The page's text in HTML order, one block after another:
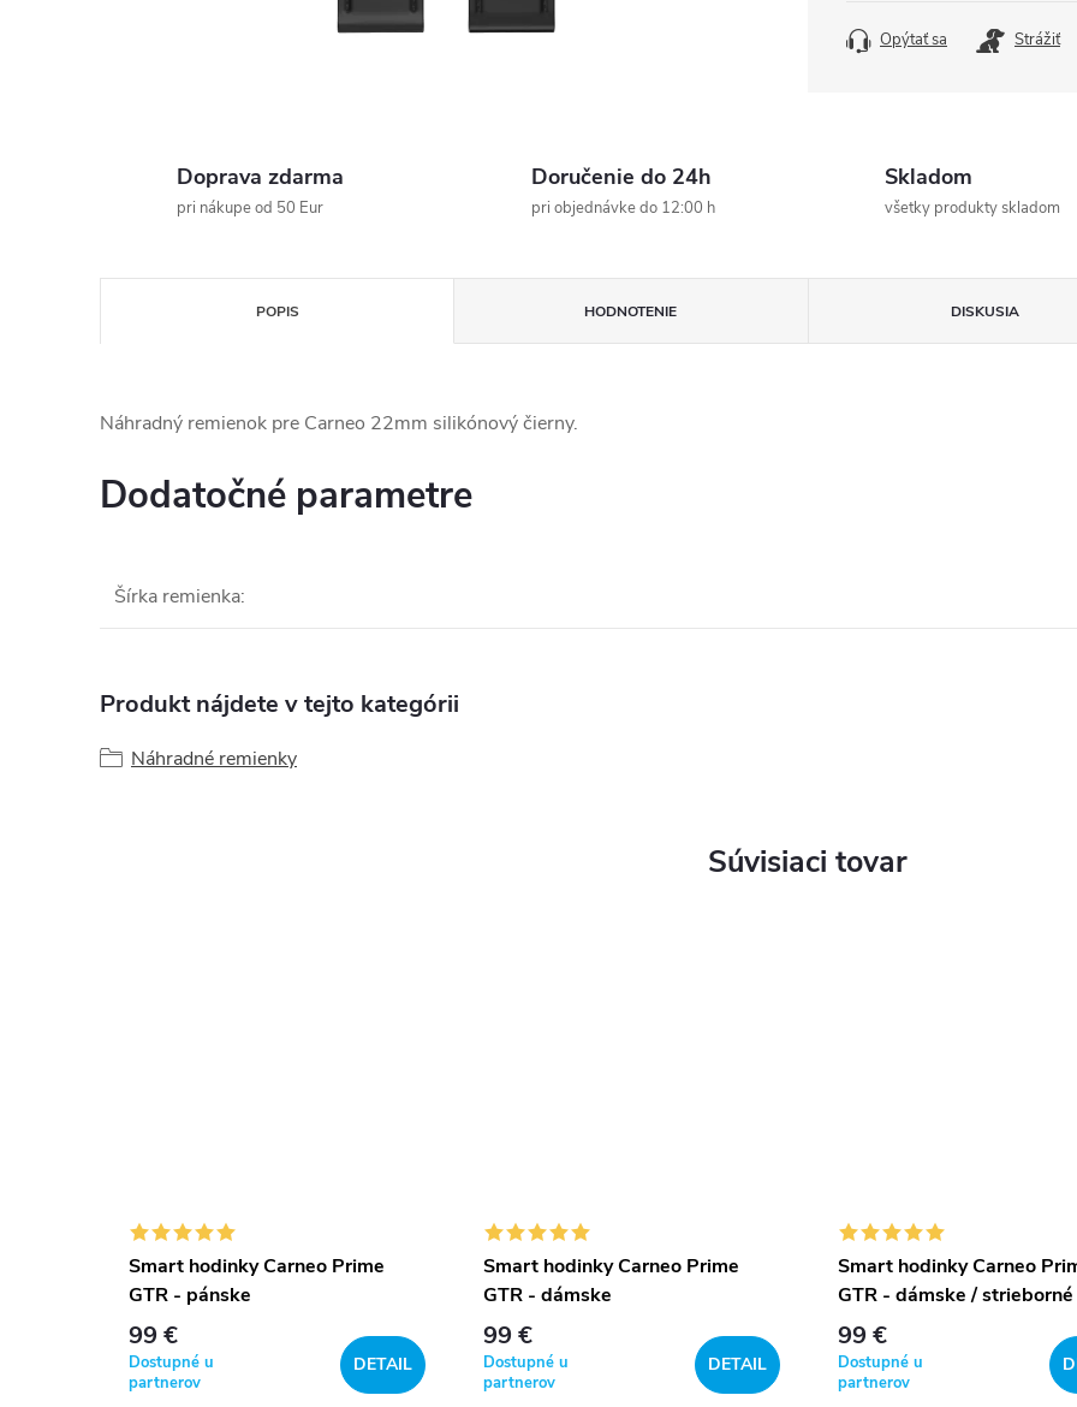
Opýtať sa Strážiť
Doprava zdarma
pri nákupe od 50 Eur
Doručenie do 24h
pri objednávke do 12:00 h
Skladom
všetky produkty skladom
POPIS HODNOTENIE DISKUSIA
Náhradný remienok pre Carneo 22mm silikónový čierny.
Dodatočné parametre
Šírka remienka:
Produkt nájdete v tejto kategórii
Náhradné remienky
Súvisiaci tovar
Smart hodinky Carneo Prime
GTR - pánske
99 €
Dostupné u
partnerov
DETAIL
Smart hodinky Carneo Prime
GTR - dámske
99 €
Dostupné u
partnerov
DETAIL
Smart hodinky Carneo
GTR - dámske / strieborné
99 €
Dostupné u
partnerov